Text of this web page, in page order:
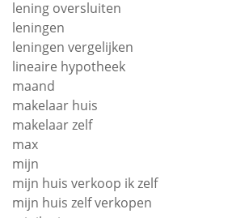
lening oversluiten
leningen
leningen vergelijken
lineaire hypotheek
maand
makelaar huis
makelaar zelf
max
mijn
mijn huis verkoop ik zelf
mijn huis zelf verkopen